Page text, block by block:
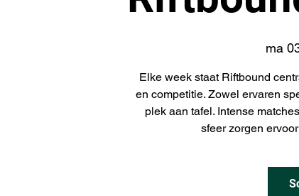
ma
Elke week staat Riftbound
en competitie. Zowel ervaren
plek aan tafel. Intense
sfeer zorgen